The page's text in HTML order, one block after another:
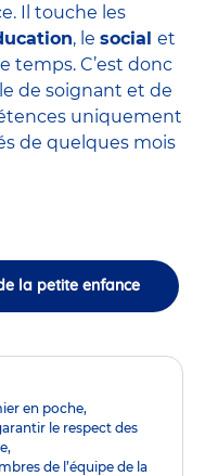
Il touche les
, le social et
temps. C’est donc
de soignant et de
uniquement
de quelques mois
la petite enfance
en poche,
le respect des
de l’équipe de la